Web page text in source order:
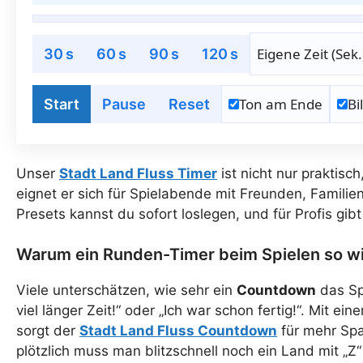
30 s 60 s 90 s 120 s Eigene Zeit
Start Pause Reset Ton am Ende
Unser Stadt Land Fluss Timer ist nicht nur
eignet er sich für Spielabende mit Freunden,
Presets kannst du sofort loslegen, und für Profis
Warum ein Runden-Timer beim Spielen so
Viele unterschätzen, wie sehr ein Countdown das
viel länger Zeit!“ oder „Ich war schon fertig!“. Mit
sorgt der Stadt Land Fluss Countdown für mehr
plötzlich muss man blitzschnell noch ein Land mit